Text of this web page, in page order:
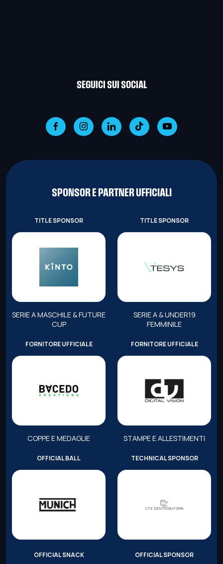
SEGUICI SUI SOCIAL
SPONSOR E PARTNER UFFICIALI
TITLE SPONSOR
SERIE A MASCHILE & FUTURE
CUP
TITLE SPONSOR
SERIE A & UNDER19
FEMMINILE
FORNITORE UFFICIALE
COPPE E MEDAGLIE
FORNITORE UFFICIALE
STAMPE E ALLESTIMENTI
OFFICIAL BALL TECHNICAL SPONSOR
OFFICIAL SNACK OFFICIAL SPONSOR